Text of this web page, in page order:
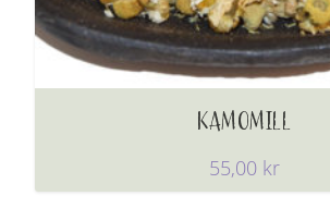
KAMOMILL
55,00 kr